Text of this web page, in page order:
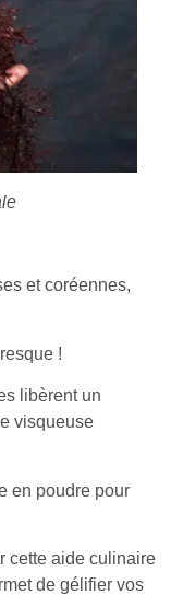
et coréennes,
!
libèrent un
visqueuse
en poudre pour
cette aide culinaire
de gélifier vos